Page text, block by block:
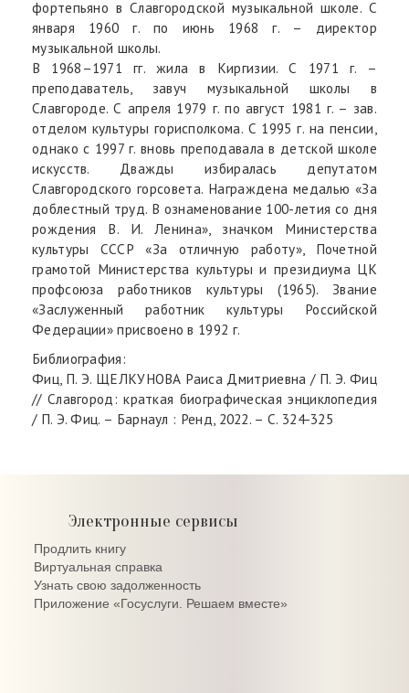
фортепьяно в Славгородской музыкальной школе. С
января 1960 г. по июнь 1968 г. – директор
музыкальной школы.
В 1968–1971 гг. жила в Киргизии. С 1971 г. –
преподаватель, завуч музыкальной школы в
Славгороде. С апреля 1979 г. по август 1981 г. – зав.
отделом культуры горисполкома. С 1995 г. на пенсии,
однако с 1997 г. вновь преподавала в детской школе
искусств. Дважды избиралась депутатом
Славгородского горсовета. Награждена медалью «За
доблестный труд. В ознаменование 100-летия со дня
рождения В. И. Ленина», значком Министерства
культуры СССР «За отличную работу», Почетной
грамотой Министерства культуры и президиума ЦК
профсоюза работников культуры (1965). Звание
«Заслуженный работник культуры Российской
Федерации» присвоено в 1992 г.
Библиография:
Фиц, П. Э. ЩЕЛКУНОВА Раиса Дмитриевна / П. Э. Фиц
// Славгород: краткая биографическая энциклопедия
/ П. Э. Фиц. – Барнаул : Ренд, 2022. – С. 324-325
Электронные сервисы
Продлить книгу
Виртуальная справка
Узнать свою задолженность
Приложение «Госуслуги. Решаем вместе»